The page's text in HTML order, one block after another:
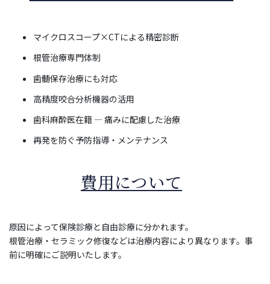
マイクロスコープ×CTによる精密診断
根管治療専門体制
歯髄保存治療にも対応
高精度咬合分析機器の活用
歯科麻酔医在籍 ― 痛みに配慮した治療
再発を防ぐ予防指導・メンテナンス
費用について
原因によって保険診療と自由診療に分かれます。
根管治療・セラミック修復などは治療内容により異なります。事
前に明確にご説明いたします。